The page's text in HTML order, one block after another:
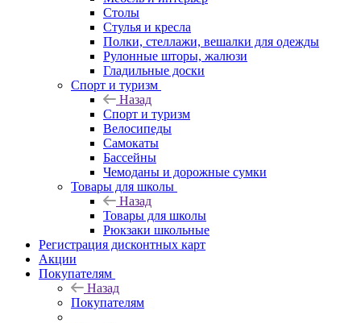
Столы
Стулья и кресла
Полки, стеллажи, вешалки для одежды
Рулонные шторы, жалюзи
Гладильные доски
Спорт и туризм
Назад
Спорт и туризм
Велосипеды
Самокаты
Бассейны
Чемоданы и дорожные сумки
Товары для школы
Назад
Товары для школы
Рюкзаки школьные
Регистрация дисконтных карт
Акции
Покупателям
Назад
Покупателям